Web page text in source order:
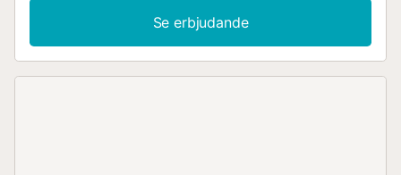
Se erbjudande